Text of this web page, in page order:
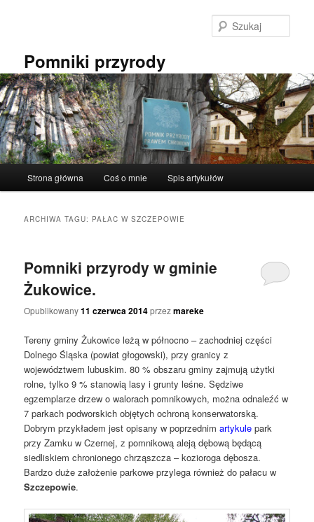
Pomniki przyrody
Strona główna Coś o mnie Spis artykułów
ARCHIWA TAGU: PAŁAC W SZCZEPOWIE
Pomniki przyrody w gminie
Żukowice.
Opublikowany11 czerwca 2014przezmareke
Tereny gminy Żukowice leżą w północno – zachodniej części
Dolnego Śląska (powiat głogowski), przy granicy z
województwem lubuskim. 80 % obszaru gminy zajmują użytki
rolne, tylko 9 % stanowią lasy i grunty leśne. Sędziwe
egzemplarze drzew o walorach pomnikowych, można odnaleźć w
7 parkach podworskich objętych ochroną konserwatorską.
Dobrym przykładem jest opisany w poprzednimartykule park
przy Zamku w Czernej, z pomnikową aleją dębową będącą
siedliskiem chronionego chrząszcza – kozioroga dębosza.
Bardzo duże założenie parkowe przylega również do pałacu w
Szczepowie.